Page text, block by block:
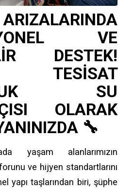
VE
DESTEK!
TESISAT
SU
OLARAK
🔧
yaşam alanlarımızın
ve hijyen standartlarını
yapı taşlarından biri, şüphe